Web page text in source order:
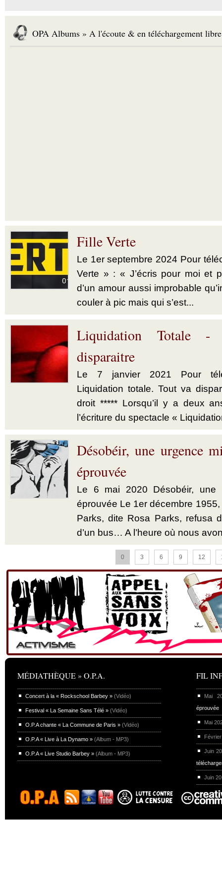
OPA Albums » A l'écoute & en téléchargement
Fille Verte
Le 1er septembre 2024 Pour
Verte » : « J’écris pour moi et
d’un amour aussi improbable
couler à pic mais qui s’est...
Liquidation Totale
disparaitre
Le 7 janvier 2021 Pour
Liquidation totale. Tout va
droit ***** Lorsqu’il y a deux
l’écriture du spectacle «
Désobéir, une urgence
éprouvée
Le 6 mai 2020 Désobéir, une
éprouvée Le 1er décembre
Parks, dite Rosa Parks, refusa
d’un bus… A l’heure où nous
0 3 6 9 12
MÉDIATHÈQUE » O.P.A.
Concert à la « Rockschool Barbey » (Vidéo)
Festival « La Semaine Sans Télé » (Vidéo)
O.P.A chante « La Commune de Paris » (Vidéo)
O.P.A « Live à La Dynamo » (Album - MP3)
O.P.A « Live Studio Barbey » (Album - MP3)
FIL
Mai
éprouvée
Mai
Juin
Juin